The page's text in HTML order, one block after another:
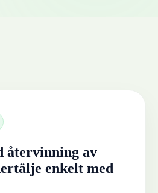
återvinning av
enkelt med